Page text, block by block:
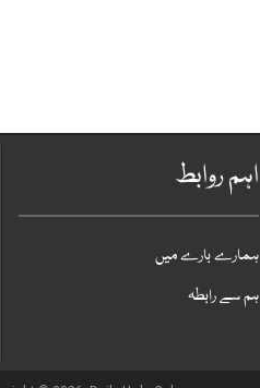
اہم روابط
ہمارے بارے میں
ہم سے رابطہ